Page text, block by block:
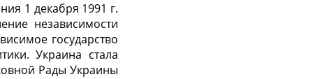
1 декабря 1991 г.
независимости
государство
Украина стала
Рады Украины